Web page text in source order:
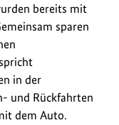
bereits mit
sparen
in der
und Rückfahrten
dem Auto.